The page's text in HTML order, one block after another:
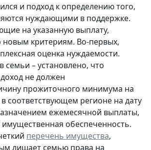
и подход к определению того,
нуждающими в поддержке.
на указанную выплату,
новым критериям. Во-первых,
оценка нуждаемости.
– установлено, что
не должен
прожиточного минимума на
соответствующем регионе на дату
ежемесячной выплаты,
обеспеченность.
перечень имущества,
лишает семью права на